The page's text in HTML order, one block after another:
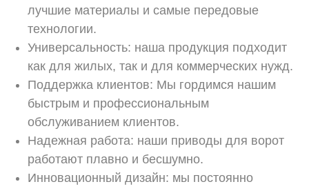
лучшие материалы и самые передовые
технологии.
Универсальность: наша продукция подходит
как для жилых, так и для коммерческих нужд.
Поддержка клиентов: Мы гордимся нашим
быстрым и профессиональным
обслуживанием клиентов.
Надежная работа: наши приводы для ворот
работают плавно и бесшумно.
Инновационный дизайн: мы постоянно